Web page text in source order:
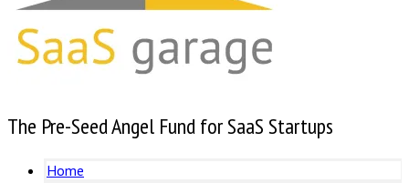
The Pre-Seed Angel Fund for SaaS Startups
Home